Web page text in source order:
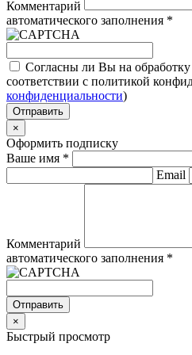
Комментарий
автоматического заполнения *
Согласны ли Вы на
соответствии с политикой
конфиденциальности)
Отправить
×
Оформить подписку
Ваше имя *
Email
Комментарий
автоматического заполнения *
Отправить
×
Быстрый просмотр